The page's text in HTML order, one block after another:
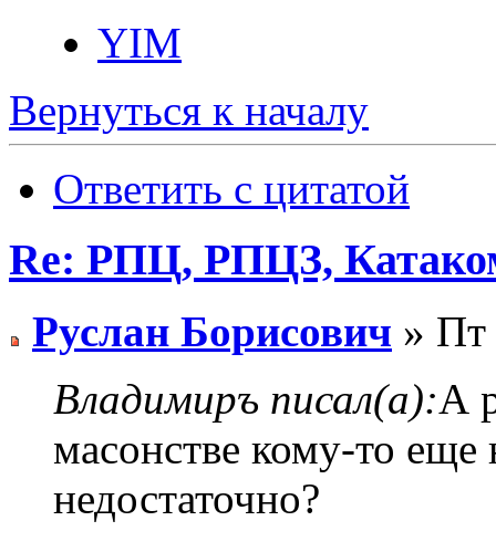
YIM
Вернуться к началу
Ответить с цитатой
Re: РПЦ, РПЦЗ,
Руслан Борисович » Пт
Владимиръ писал(а):А
масонстве кому-то еще
недостаточно?